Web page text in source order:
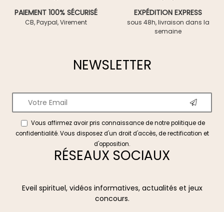
PAIEMENT 100% SÉCURISÉ
CB, Paypal, Virement
EXPÉDITION EXPRESS
sous 48h, livraison dans la
semaine
NEWSLETTER
Vous affirmez avoir pris connaissance de notrepolitique de
confidentialité. Vous disposez d'un droit d'accès, de rectification et
d'opposition.
RÉSEAUX SOCIAUX
Eveil spirituel, vidéos informatives, actualités et jeux
concours.